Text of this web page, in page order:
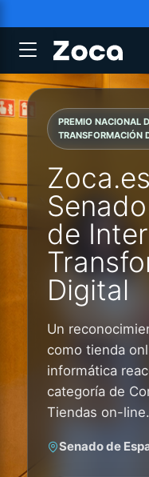
PREMIO NACIONAL
TRANSFORMACIÓN
de
Digital
Un
como tienda
informática
categoría de
Tiendas on-line.
Senado de